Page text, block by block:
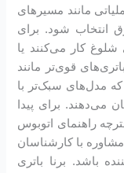
مانند مسیرهای
انتخاب شود. برای
کار می‌کنند یا
قوی‌تر مانند
که مدل‌های سبک‌تر با
می‌دهند. برای پیدا
راهنمای اتوبوس
با کارشناسان
باشد. برنا باتری